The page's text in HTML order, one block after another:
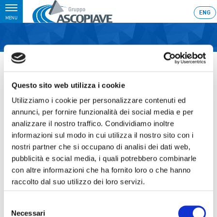
Questo sito web utilizza i cookie
Utilizziamo i cookie per personalizzare contenuti ed
annunci, per fornire funzionalità dei social media e per
analizzare il nostro traffico. Condividiamo inoltre
informazioni sul modo in cui utilizza il nostro sito con i
nostri partner che si occupano di analisi dei dati web,
pubblicità e social media, i quali potrebbero combinarle
con altre informazioni che ha fornito loro o che hanno
raccolto dal suo utilizzo dei loro servizi.
delNecessari
Toggle
navigation
MENU
ENG
Home›
Consiglio di Amministrazione per l’approvazione del progetto di
14.03.2017
CONSIGLIO DI
AMMINISTRAZIONE PER
L’APPROVAZIONE DEL
PROGETTO DI BILANCIO DI